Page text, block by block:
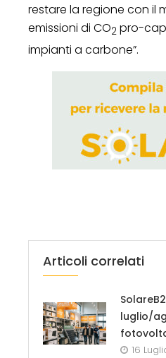
restare la regione con il
emissioni di CO2 pro-
impianti a carbone”.
Articoli correlati
luglio/
16